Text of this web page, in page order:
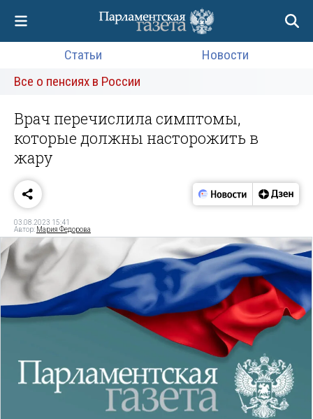
Статьи
Новости
Все о пенсиях в России
Врач перечислила симптомы,
которые должны насторожить в
жару
03.08.2023 15:41
Автор: Мария Федорова